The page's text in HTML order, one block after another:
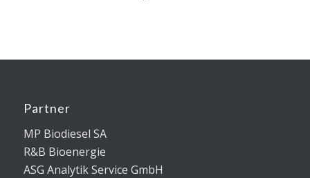
Partner
MP Biodiesel SA
R&B Bioenergie
ASG Analytik Service GmbH